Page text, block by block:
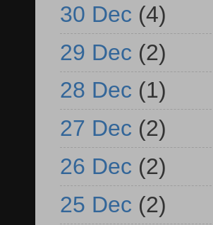
30 Dec (4)
29 Dec (2)
28 Dec (1)
27 Dec (2)
26 Dec (2)
25 Dec (2)